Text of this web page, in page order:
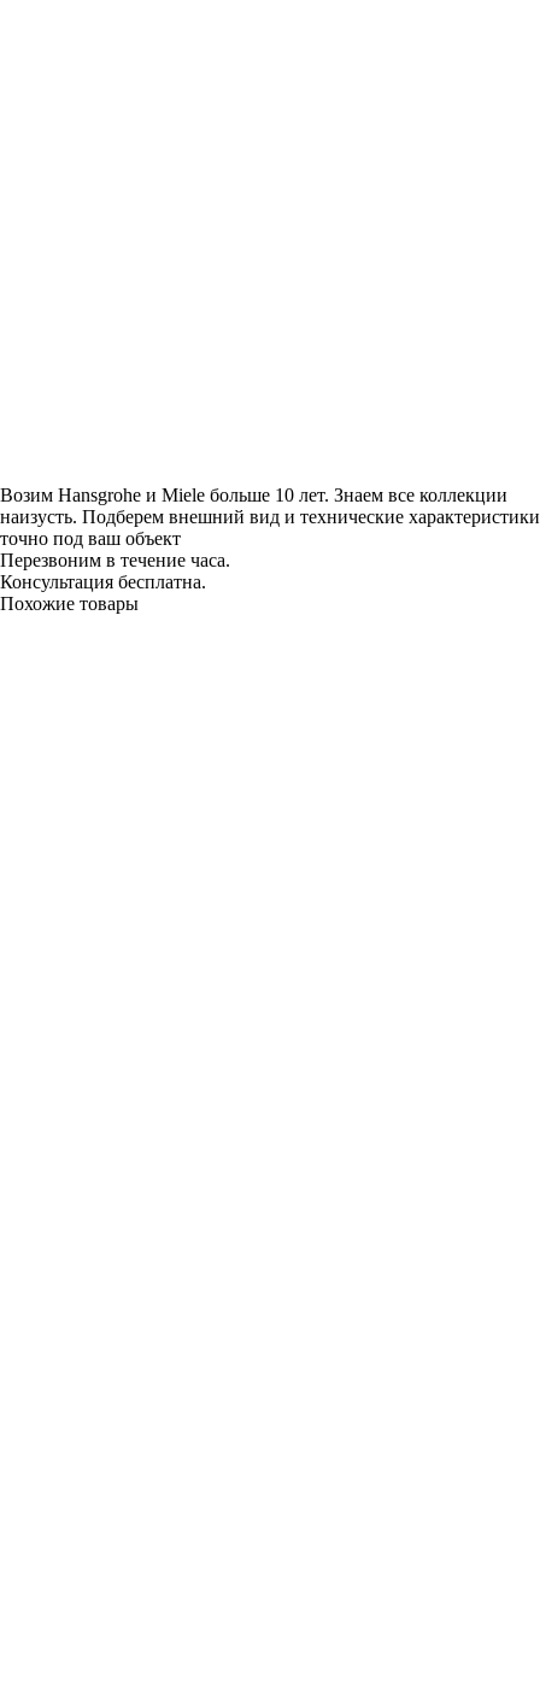
Возим Hansgrohe и Miele больше 10 лет. Знаем все коллекции
наизусть. Подберем внешний вид и технические характеристики
точно под ваш объект
Перезвоним в течение часа.
Консультация бесплатна.
Похожие товары